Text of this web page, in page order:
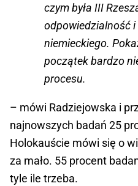
czym była III
odpowiedzialność
niemieckiego.
początek bardzo
procesu.
– mówi Radziejowska i
najnowszych badań 25
Holokauście mówi się o
za mało. 55 procent
tyle ile trzeba.